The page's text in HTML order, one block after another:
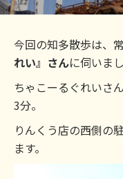
今回の知多散歩は、
れい』さんに伺いまし
ちゃこーるぐれいさ
3分。
りんくう店の西側の
ます。